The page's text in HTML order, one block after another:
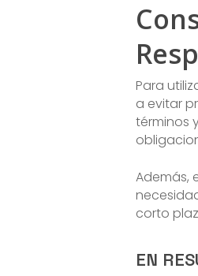
Para
a evitar
términos
Además,
corto
EN